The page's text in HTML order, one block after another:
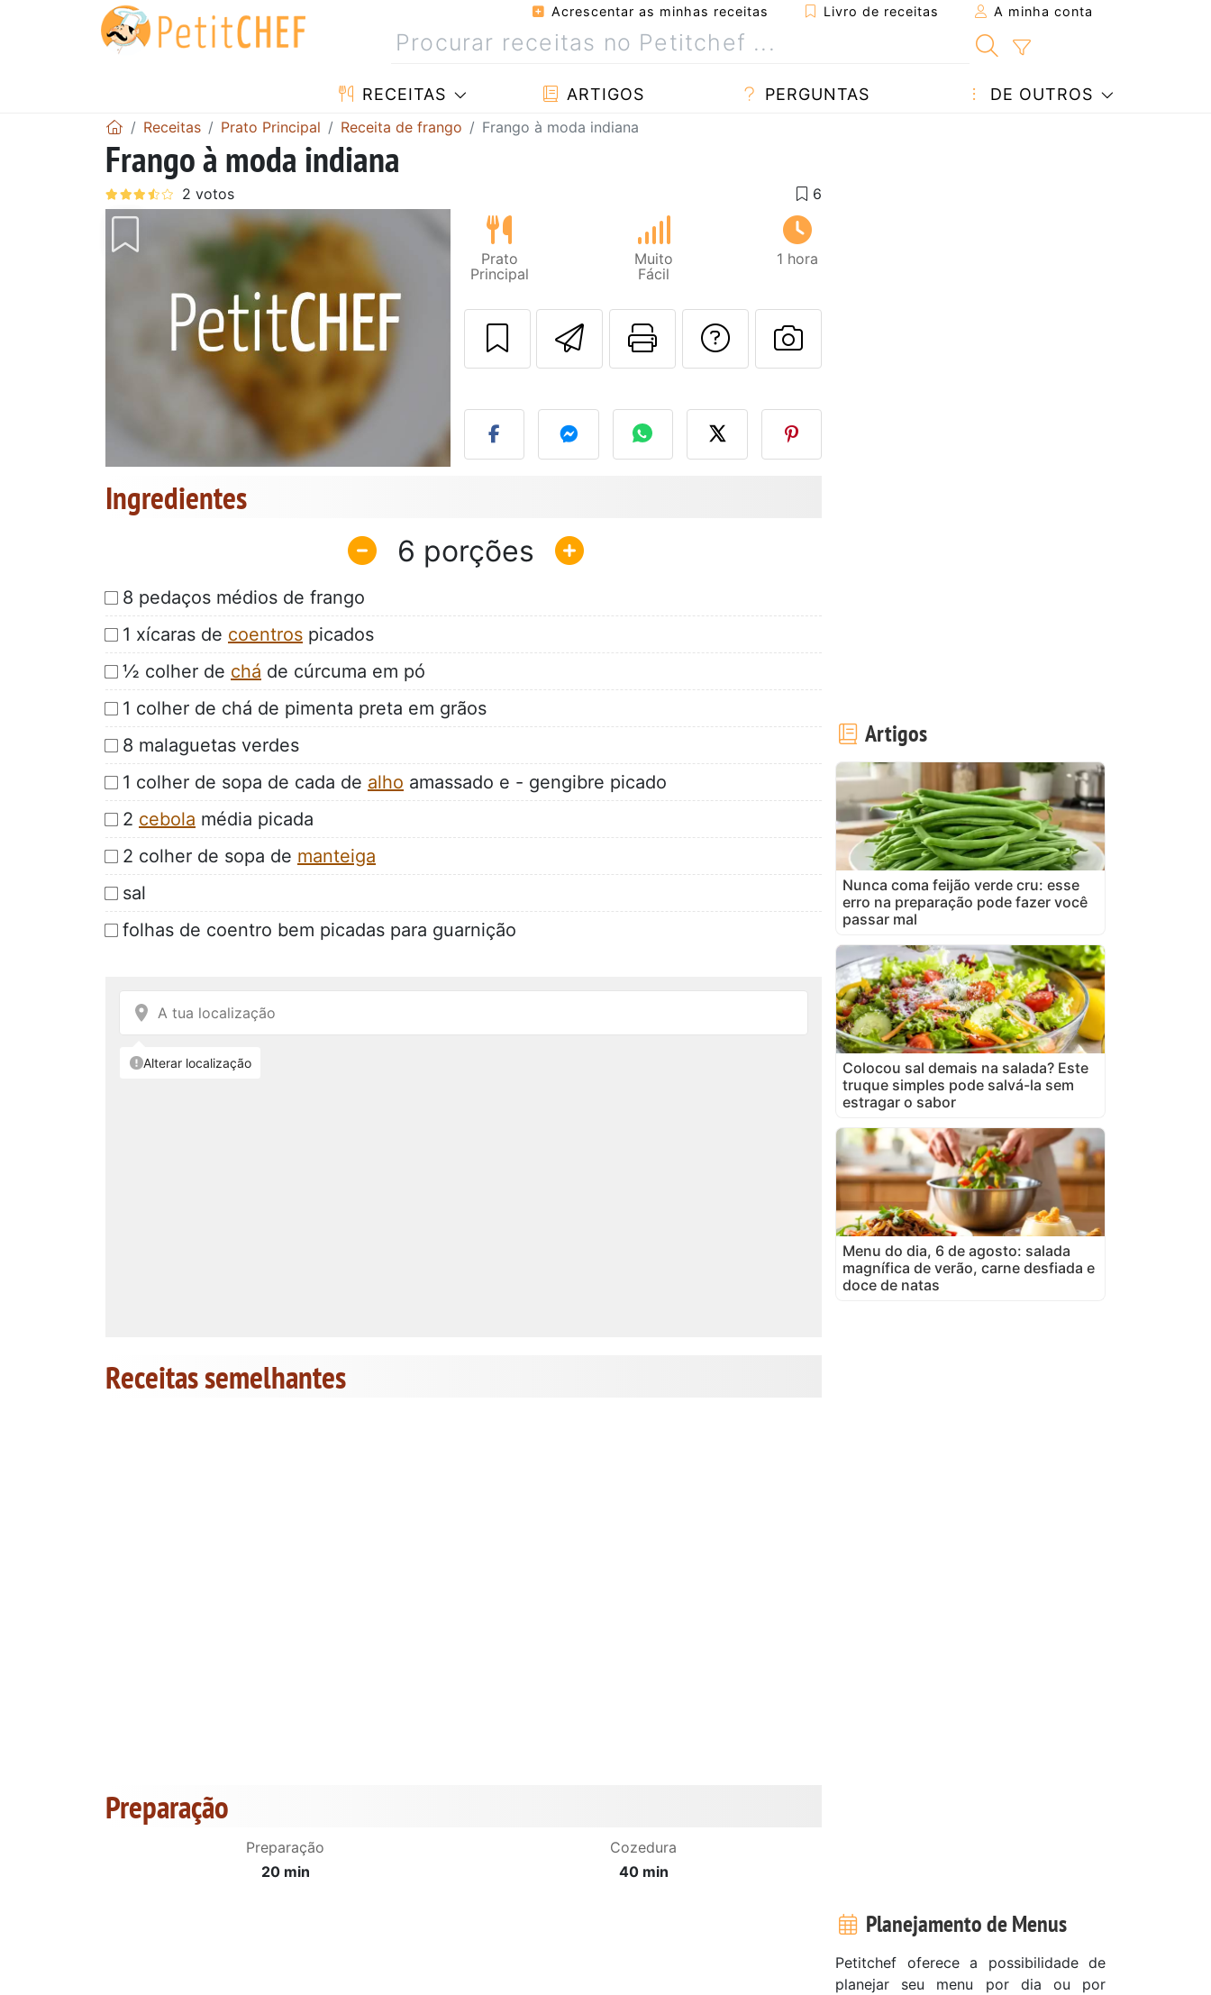
Acrescentar as minhas receitas Livro de receitas A minha conta
RECEITAS ARTIGOS PERGUNTAS DE OUTROS
Receitas Prato Principal Receita de frango Frango à moda indiana
Frango à moda indiana
Prato
Principal
Muito
Fácil
1 hora
Enviar esta receita a um amigo
Imprima esta página
Falar com o autor da receita
Fez esta receita? Compartilhe
Ingredientes
6
8 pedaços médios de frango
1 xícaras de coentros picados
½ colher de chá de cúrcuma em pó
1 colher de chá de pimenta preta em grãos
8 malaguetas verdes
1 colher de sopa de cada de alho amassado e - gengibre picado
2 cebola média picada
2 colher de sopa de manteiga
sal
folhas de coentro bem picadas para guarnição
Receitas semelhantes
Preparação
Preparação
20 min
Cozedura
40 min
Artigos
Nunca coma feijão verde cru: esse
erro na preparação pode fazer você
passar mal
Colocou sal demais na salada? Este
truque simples pode salvá-la sem
estragar o sabor
Menu do dia, 6 de agosto: salada
magnífica de verão, carne desfiada e
doce de natas
Planejamento de Menus
Petitchef oferece a possibilidade de
planejar seu menu por dia ou por